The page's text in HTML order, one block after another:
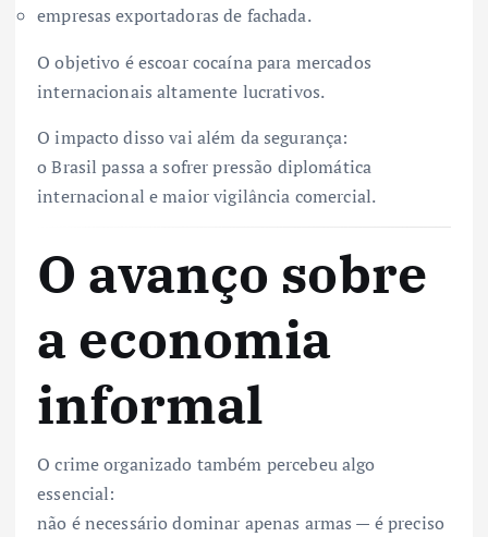
empresas exportadoras de fachada.
O objetivo é escoar cocaína para mercados
internacionais altamente lucrativos.
O impacto disso vai além da segurança:
o Brasil passa a sofrer pressão diplomática
internacional e maior vigilância comercial.
O avanço sobre
a economia
informal
O crime organizado também percebeu algo
essencial:
não é necessário dominar apenas armas — é preciso